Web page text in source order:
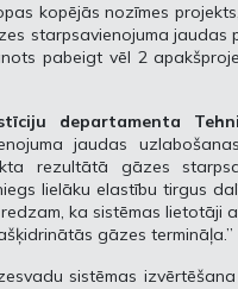
kopējās nozīmes
starpsavienojuma jaudas
pabeigt vēl 2
departamenta
jaudas
rezultātā gāzes
lielāku elastību tirgus
ka sistēmas lietotāji
gāzes termināļa.”
sistēmas